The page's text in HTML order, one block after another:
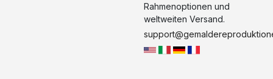
Rahmenoptionen und
weltweiten Versand.